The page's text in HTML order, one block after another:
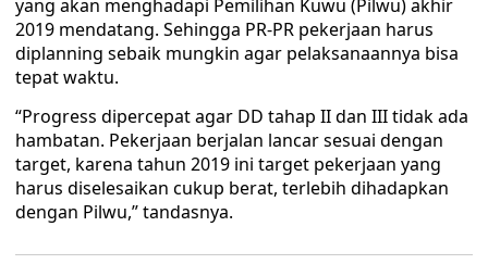
yang akan menghadapi Pemilihan Kuwu (Pilwu) akhir
2019 mendatang. Sehingga PR-PR pekerjaan harus
diplanning sebaik mungkin agar pelaksanaannya bisa
tepat waktu.
“Progress dipercepat agar DD tahap II dan III tidak ada
hambatan. Pekerjaan berjalan lancar sesuai dengan
target, karena tahun 2019 ini target pekerjaan yang
harus diselesaikan cukup berat, terlebih dihadapkan
dengan Pilwu,” tandasnya.